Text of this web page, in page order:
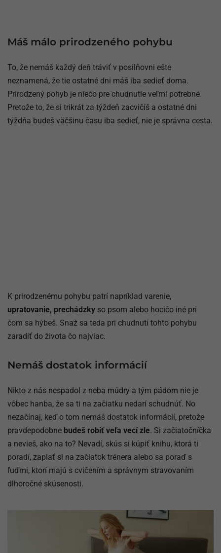
Máš málo prirodzeného pohybu
To, že nemáš každý deň tráviť v posilňovni ešte
neznamená, že tie ostatné dni máš iba sedieť doma.
Prirodzený pohyb je niečo pre chudnutie veľmi potrebné.
Pretože to, že si trikrát za týždeň zacvičíš a ostatné dni
týždňa budeš väčšinu času iba sedieť, nie je správna cesta.
K prirodzenému pohybu patrí napríklad varenie,
upratovanie, prechádzky so psom alebo hocičo iné pri
čom sa hýbeš. Snaž sa teda pri chudnutí tohto pohybu
zaradiť do života čo najviac.
Nemáš dostatok informácií
Nikto z nás nespadol z neba múdry a tým pádom nie je
vôbec hanba, že sa ti na začiatku nedarí schudnúť. No
nezačínaj, keď o tom nemáš dostatok informácií, pretože
pravdepodobne budeš robiť veľa vecí zle. Si začiatočníčka
a nevieš, ako na to? Nevadí, skús si kúpiť knihu, ktorá ti
poradí, zaplať si na začiatok trénera alebo sa poraď s
ľuďmi, ktorí majú s cvičením a správnym stravovaním
dlhoročné skúsenosti.